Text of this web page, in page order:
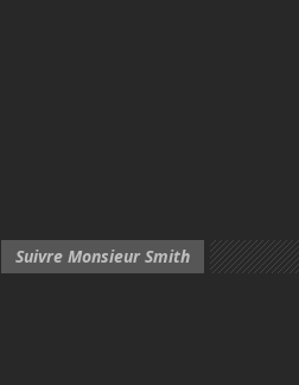
Suivre Monsieur Smith